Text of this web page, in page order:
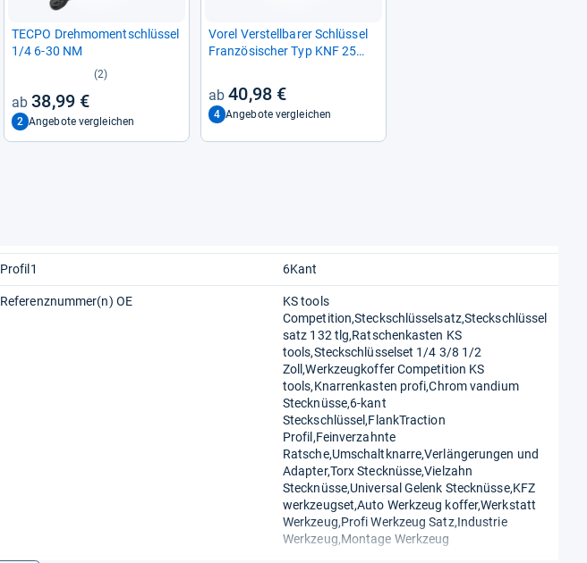
TECPO Dreh­mo­ment­schlüs­sel
1/4 6-​30 NM
(2)
38,99 €
2 Angebote vergleichen
Vorel Ver­stell­ba­rer Schlüs­sel
Fran­zö­si­scher Typ KNF 25
40,98 €
4 Angebote vergleichen
Profil1 6Kant
Referenznummer(n) OE
KS tools
Competition,Steckschlüsselsatz,Steckschlüssel
satz 132 tlg,Ratschenkasten KS
tools,Steckschlüsselset 1/4 3/8 1/2
Zoll,Werkzeugkoffer Competition KS
tools,Knarrenkasten profi,Chrom vandium
Stecknüsse,6-kant
Steckschlüssel,FlankTraction
Profil,Feinverzahnte
Ratsche,Umschaltknarre,Verlängerungen und
Adapter,Torx Stecknüsse,Vielzahn
Stecknüsse,Universal Gelenk Stecknüsse,KFZ
werkzeugset,Auto Werkzeug koffer,Werkstatt
Werkzeug,Profi Werkzeug Satz,Industrie
Werkzeug,Montage Werkzeug